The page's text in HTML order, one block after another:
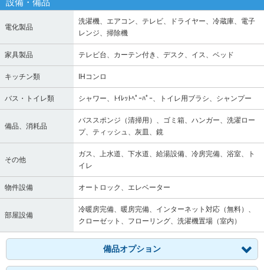
設備・備品
電化製品
洗濯機、エアコン、テレビ、ドライヤー、冷蔵庫、電子
レンジ、掃除機
家具製品 テレビ台、カーテン付き、デスク、イス、ベッド
キッチン類 IHコンロ
バス・トイレ類 シャワー、ﾄｲﾚｯﾄﾍﾟｰﾊﾟｰ、トイレ用ブラシ、シャンプー
備品、消耗品
バススポンジ（清掃用）、ゴミ箱、ハンガー、洗濯ロー
プ、ティッシュ、灰皿、鏡
その他
ガス、上水道、下水道、給湯設備、冷房完備、浴室、ト
イレ
物件設備 オートロック、エレベーター
部屋設備
冷暖房完備、暖房完備、インターネット対応（無料）、
クローゼット、フローリング、洗濯機置場（室内）
備品オプション